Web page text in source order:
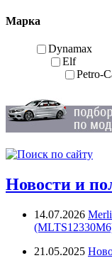
Марка
Dynamax
Elf
Petro-
Новости и
14.07.2026
21.05.2025